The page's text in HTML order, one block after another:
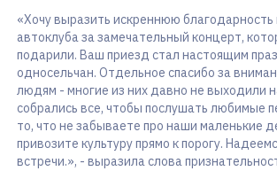
«Хочу выразить искреннюю благодарность
автоклуба за замечательный концерт,
подарили. Ваш приезд стал настоящим
односельчан. Отдельное спасибо за
людям - многие из них давно не выходили
собрались все, чтобы послушать любимые
то, что не забываете про наши маленькие
привозите культуру прямо к порогу.
встречи.», - выразила слова